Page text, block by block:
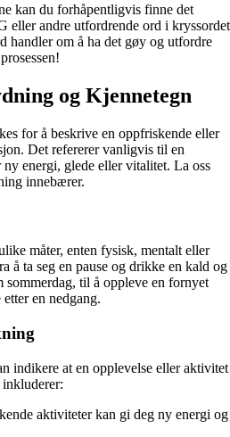
kan du forhåpentligvis finne det
andre utfordrende ord i kryssordet
handler om å ha det gøy og utfordre
og Kjennetegn
for å beskrive en oppfriskende eller
Det refererer vanligvis til en
energi, glede eller vitalitet. La oss
innebærer.
måter, enten fysisk, mentalt eller
å ta seg en pause og drikke en kald og
til å oppleve en fornyet
en nedgang.
indikere at en opplevelse eller aktivitet
aktiviteter kan gi deg ny energi og